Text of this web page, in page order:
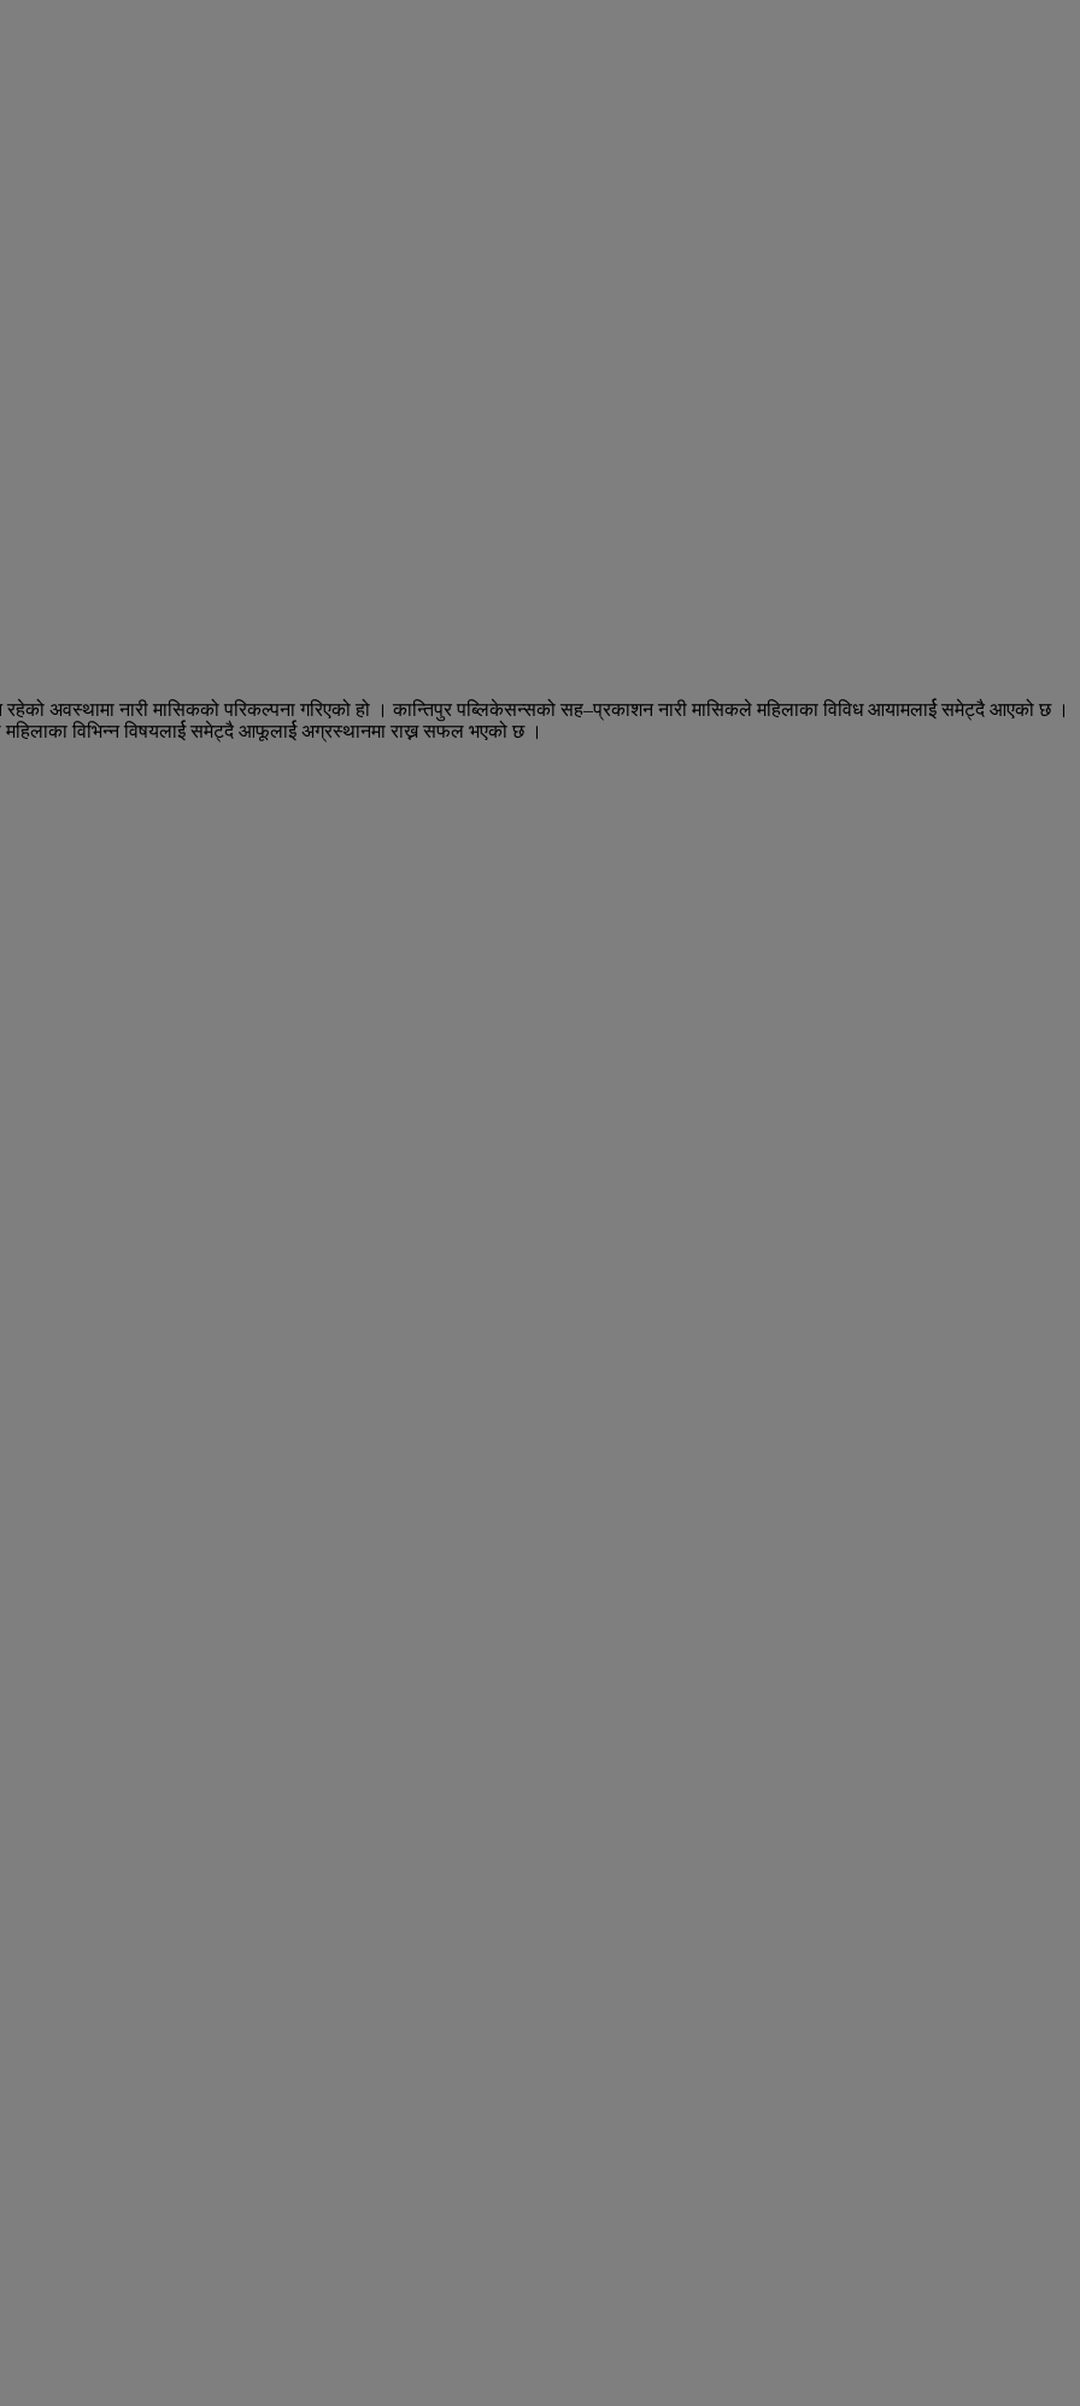
अवस्थामा नारी मासिकको परिकल्पना गरिएको हो । कान्तिपुर पब्लिकेसन्सको सह–प्रकाशन नारी मासिकले महिलाका विविध आयामलार्ई समेट्दै आएको छ ।
विभिन्न विषयलार्ई समेट्दै आफूलार्ई अग्रस्थानमा राख्न सफल भएको छ ।